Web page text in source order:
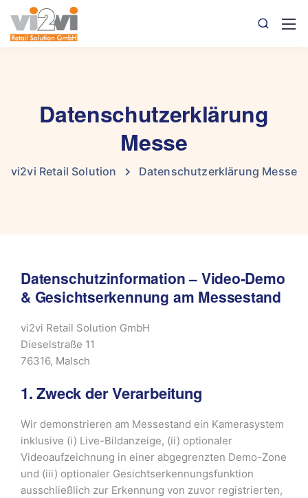
Datenschutzerklärung
Messe
vi2vi Retail Solution Datenschutzerklärung Messe
Datenschutzinformation – Video-Demo
& Gesichtserkennung am Messestand
vi2vi Retail Solution GmbH
Dieselstraße 11
76316, Malsch
1. Zweck der Verarbeitung
Wir demonstrieren am Messestand ein Kamerasystem
inklusive (i) Live-Bildanzeige, (ii) optionaler
Videoaufzeichnung in einer abgegrenzten Demo-Zone
und (iii) optionaler Gesichtserkennungsfunktion
ausschließlich zur Erkennung von zuvor registrierten,